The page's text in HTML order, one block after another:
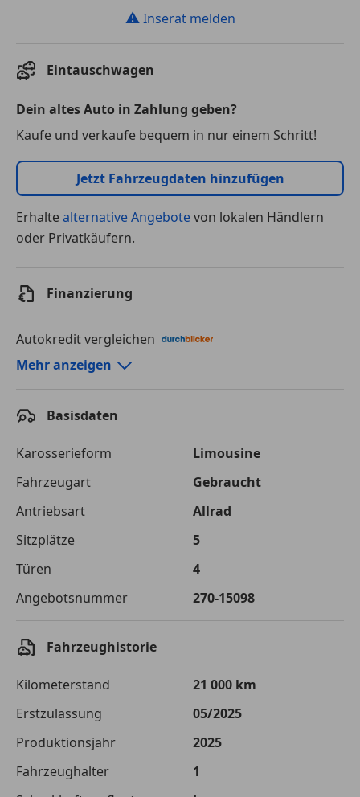
⚠ Inserat melden
Eintauschwagen
Dein altes Auto in Zahlung geben?
Kaufe und verkaufe bequem in nur einem Schritt!
Jetzt Fahrzeugdaten hinzufügen
Erhaltealternative Angebotevon lokalen Händlern
oder Privatkäufern.
Finanzierung
Autokredit vergleichen
Autokredit-Rechner von durchblicker.at
Laufzeit
120 Monate
Kreditbetrag
€ 68 000,-
Zu zahlender
Gesamtbetrag
€ 95 800,-
Einberechnete Gebühren
€ 0,-
Monatliche Rate € 798,33
von der von Ihnen gewählten Bank. Rückzahlungszeitraum 1-10
Mehr anzeigen
Basisdaten
Karosserieform
Limousine
Fahrzeugart
Gebraucht
Antriebsart
Allrad
Sitzplätze
5
Türen
4
Angebotsnummer
270-15098
Fahrzeughistorie
Kilometerstand
21 000 km
Erstzulassung
05/2025
Produktionsjahr
2025
Fahrzeughalter
1